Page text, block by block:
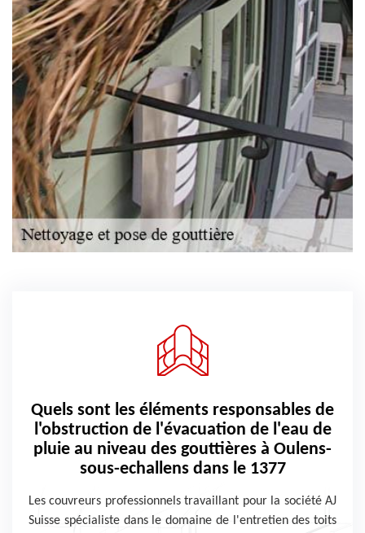
Quels sont les éléments responsables de
l'obstruction de l'évacuation de l'eau de
pluie au niveau des gouttières à Oulens-
sous-echallens dans le 1377
Les couvreurs professionnels travaillant pour la société AJ
Suisse spécialiste dans le domaine de l'entretien des toits